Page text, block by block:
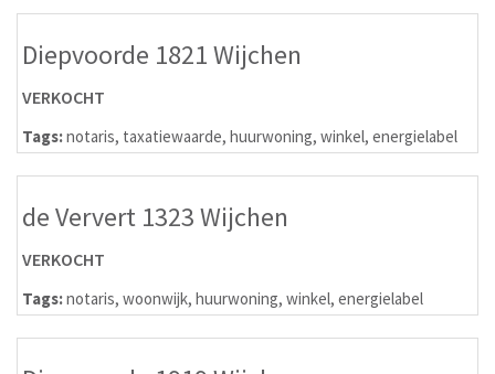
Diepvoorde 1821 Wijchen
VERKOCHT
Tags:notaris, taxatiewaarde, huurwoning, winkel, energielabel
de Ververt 1323 Wijchen
VERKOCHT
Tags:notaris, woonwijk, huurwoning, winkel, energielabel